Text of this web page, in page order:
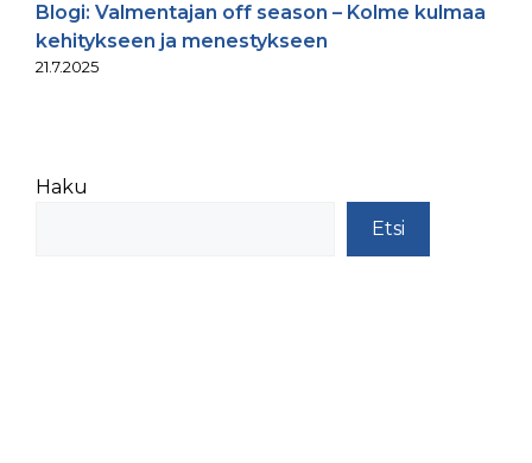
Blogi: Valmentajan off season – Kolme kulmaa
kehitykseen ja menestykseen
21.7.2025
Haku
Etsi